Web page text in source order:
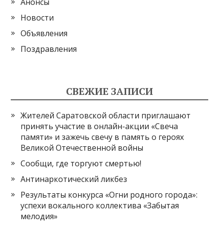
Новости
Объявления
Поздравления
СВЕЖИЕ ЗАПИСИ
Жителей Саратовской области приглашают
принять участие в онлайн-акции «Свеча
памяти» и зажечь свечу в память о героях
Великой Отечественной войны
Сообщи, где торгуют смертью!
Антинаркотический ликбез
Результаты конкурса «Огни родного города»:
успехи вокального коллектива «Забытая
мелодия»